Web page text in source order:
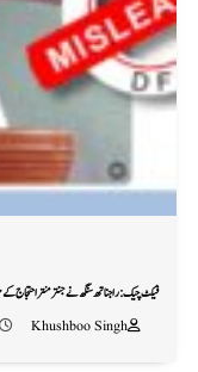
فیکٹ چیک: راجناتھ سنگھ نے جنتر منتر احتجاج
Khushboo Singh